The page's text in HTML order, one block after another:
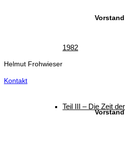
1982
Teil III – Die Zeit
Vorstand
Helmut Frohwieser
Kontakt
Vorstand